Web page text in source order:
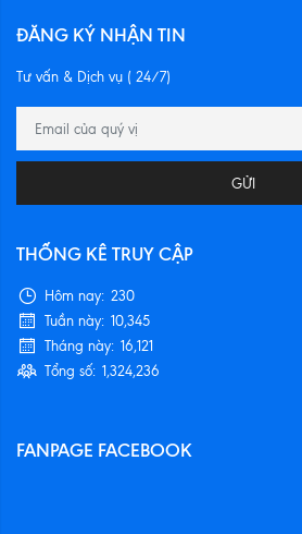
ĐĂNG KÝ NHẬN TIN
Tư vấn & Dịch vụ ( 24/7)
GỬI
THỐNG KÊ TRUY CẬP
Hôm nay: 230
Tuần này: 10,345
Tháng này: 16,121
Tổng số: 1,324,236
FANPAGE FACEBOOK